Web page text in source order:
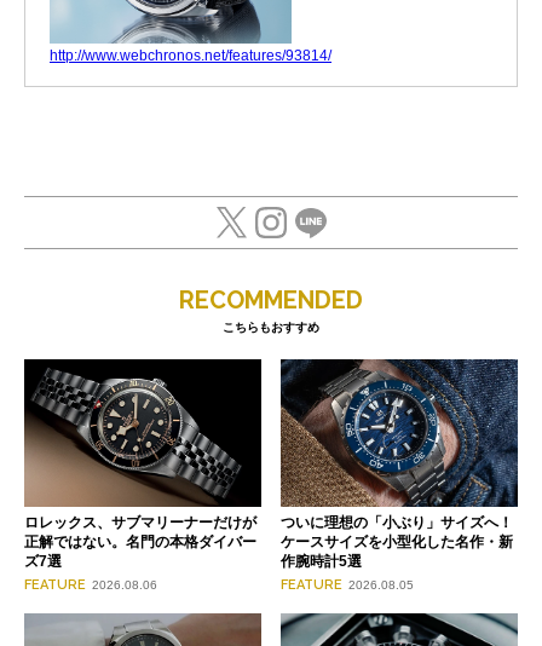
http://www.webchronos.net/features/93814/
RECOMMENDED
こちらもおすすめ
ロレックス、サブマリーナーだけが
正解ではない。名門の本格ダイバー
ズ7選
FEATURE 2026.08.06
ついに理想の「小ぶり」サイズへ！
ケースサイズを小型化した名作・新
作腕時計5選
FEATURE 2026.08.05